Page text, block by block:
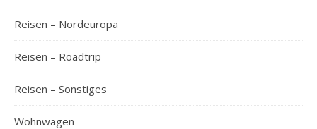
Reisen – Nordeuropa
Reisen – Roadtrip
Reisen – Sonstiges
Wohnwagen